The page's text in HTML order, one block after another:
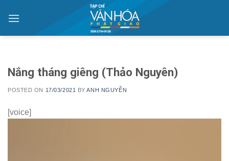
Nắng tháng giêng (Thảo Nguyên)
POSTED ON 17/03/2021 BYANH NGUYỄN
[voice]